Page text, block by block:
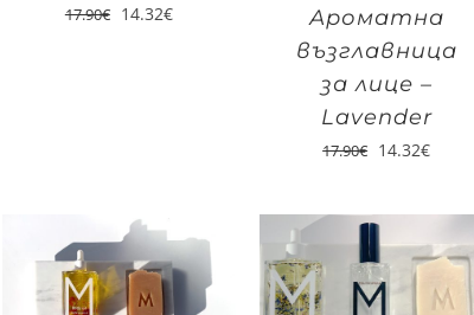
17.90€ 14.32€
Ароматна
възглавница
за лице –
Lavender
17.90€ 14.32€